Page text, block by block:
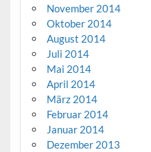
November 2014
Oktober 2014
August 2014
Juli 2014
Mai 2014
April 2014
März 2014
Februar 2014
Januar 2014
Dezember 2013